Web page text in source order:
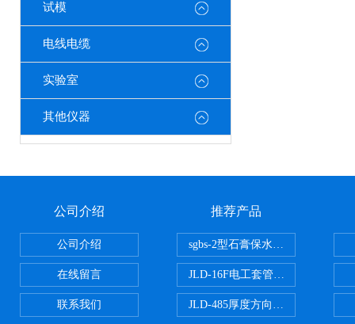
试模
电线电缆
实验室
其他仪器
公司介绍
公司介绍
在线留言
联系我们
推荐产品
sgbs-2型石膏保水率测定仪粉刷
JLD-16F电工套管恒温水浴管材
JLD-485厚度方向性钢板拉伸试验